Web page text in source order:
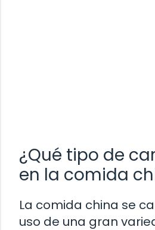
¿Qué tipo de
en la comida
La comida china se
uso de una gran